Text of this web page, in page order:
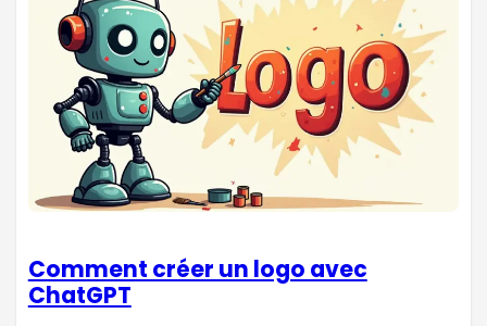
Comment créer un logo avec
ChatGPT